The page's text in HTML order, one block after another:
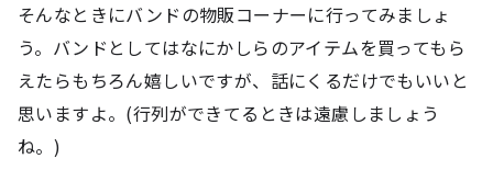
そんなときにバンドの物販コーナーに行ってみましょ
う。バンドとしてはなにかしらのアイテムを買ってもら
えたらもちろん嬉しいですが、話にくるだけでもいいと
思いますよ。(行列ができてるときは遠慮しましょう
ね。)